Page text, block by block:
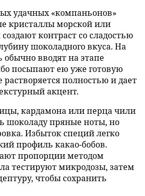
удачных «компаньонов»
кристаллы морской или
контраст со сладостью
шоколадного вкуса. На
обычно вводят на этапе
посыпают ею уже готовую
растворяется полностью и дает
акцент.
кардамона или перца чили
шоколаду пряные ноты, но
Избыток специй легко
профиль какао-бобов.
пропорции методом
тестируют микродозы, затем
чтобы сохранить